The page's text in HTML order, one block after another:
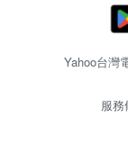
Yahoo台灣
服務